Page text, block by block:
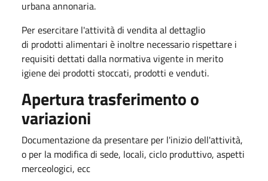
urbana annonaria.
Per esercitare l'attività di vendita al dettaglio
di prodotti alimentari è inoltre necessario rispettare i
requisiti dettati dalla normativa vigente in merito
igiene dei prodotti stoccati, prodotti e venduti.
Apertura trasferimento o
variazioni
Documentazione da presentare per l'inizio dell'attività,
o per la modifica di sede, locali, ciclo produttivo, aspetti
merceologici, ecc